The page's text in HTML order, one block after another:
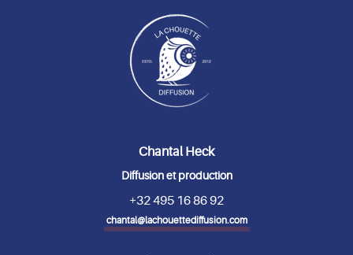
Chantal Heck
Diffusion et production
+32 495 16 86 92
chantal@lachouettediffusion.com